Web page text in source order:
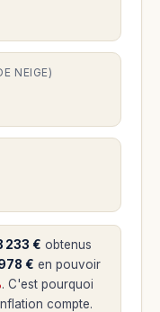
NEIGE)
233 € obtenus
€ en pouvoir
. C'est pourquoi
compte.